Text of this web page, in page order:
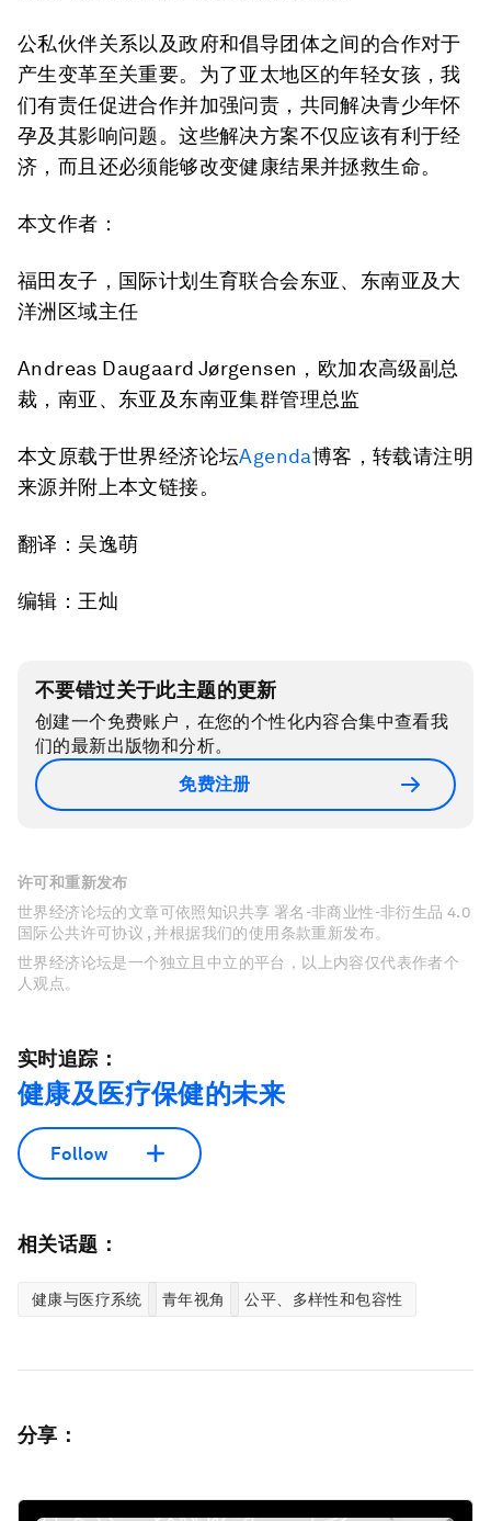
公私伙伴关系以及政府和倡导团体之间的合作对于
产生变革至关重要。为了亚太地区的年轻女孩，我
们有责任促进合作并加强问责，共同解决青少年怀
孕及其影响问题。这些解决方案不仅应该有利于经
济，而且还必须能够改变健康结果并拯救生命。
本文作者：
福田友子，国际计划生育联合会东亚、东南亚及大
洋洲区域主任
Andreas Daugaard Jørgensen，欧加农高级副总
裁，南亚、东亚及东南亚集群管理总监
本文原载于世界经济论坛Agenda博客，转载请注明
来源并附上本文链接。
翻译：吴逸萌
编辑：王灿
不要错过关于此主题的更新
创建一个免费账户，在您的个性化内容合集中查看我
们的最新出版物和分析。
免费注册
许可和重新发布
世界经济论坛的文章可依照知识共享 署名-非商业性-非衍生品 4.0
国际公共许可协议 , 并根据我们的使用条款重新发布。
世界经济论坛是一个独立且中立的平台，以上内容仅代表作者个
人观点。
实时追踪：
健康及医疗保健的未来
Follow
相关话题：
健康与医疗系统 青年视角 公平、多样性和包容性
分享：